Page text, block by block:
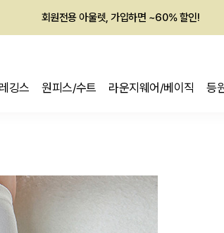
회원전용 아울렛, 가입하면 ~60% 할인!
깅스 원피스/수트 라운지웨어/베이직 등